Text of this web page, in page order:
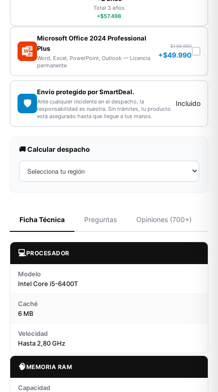
Total 3 años
+$57.498
WX
P
Microsoft Office 2024 Professional
Plus
Word, Excel, PowerPoint, Outlook — Licencia
permanente
$149.990
+$49.990
🛡️
Envío protegido por SmartDeal.
Ante cualquier incidente en el despacho, la
responsabilidad es nuestra. Sin trámites, tu producto
está asegurado hasta que llegue a tus manos.
Incluido
🚚 Calcular despacho
Ficha Técnica Preguntas Opiniones (700+)
💻PROCESADOR
Modelo
Intel Core i5-6400T
Caché
6 MB
Velocidad
Hasta 2,80 GHz
🧠MEMORIA RAM
Capacidad